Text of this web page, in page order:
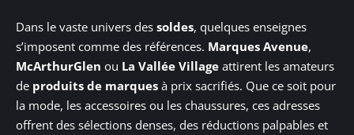
Dans le vaste univers des soldes, quelques enseignes
s’imposent comme des références. Marques Avenue,
McArthurGlen ou La Vallée Village attirent les amateurs
de produits de marques à prix sacrifiés. Que ce soit pour
la mode, les accessoires ou les chaussures, ces adresses
offrent des sélections denses, des réductions palpables et